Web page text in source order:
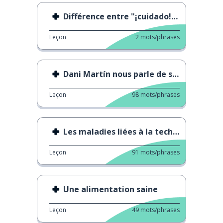
Différence entre "¡cuidado!" et "¡cuídate!"
Leçon 2 mots/phrases
Dani Martín nous parle de santé mentale
Leçon 98 mots/phrases
Les maladies liées à la technologie
Leçon 91 mots/phrases
Une alimentation saine
Leçon 49 mots/phrases